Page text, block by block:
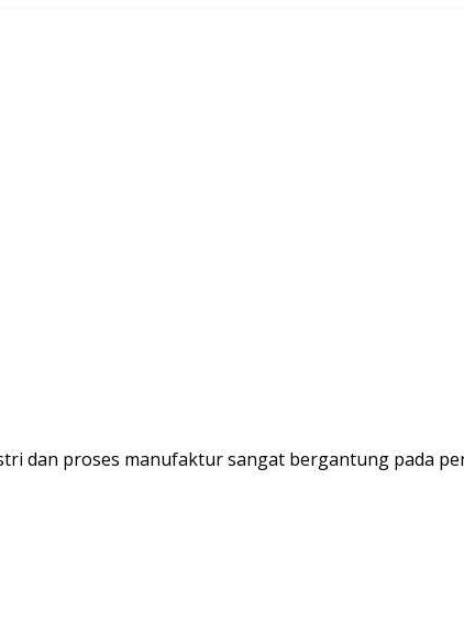
dan proses manufaktur sangat bergantung pada